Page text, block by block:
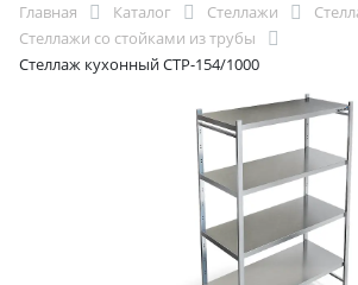
Главная Каталог Стеллажи
Стеллажи со стойками из трубы
Стеллаж кухонный СТР-154/1000